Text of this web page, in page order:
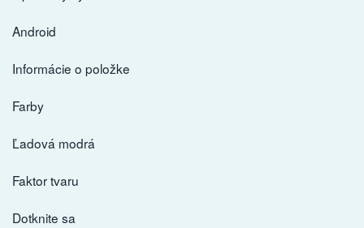
Android
Informácie o položke
Farby
Ľadová modrá
Faktor tvaru
Dotknite sa